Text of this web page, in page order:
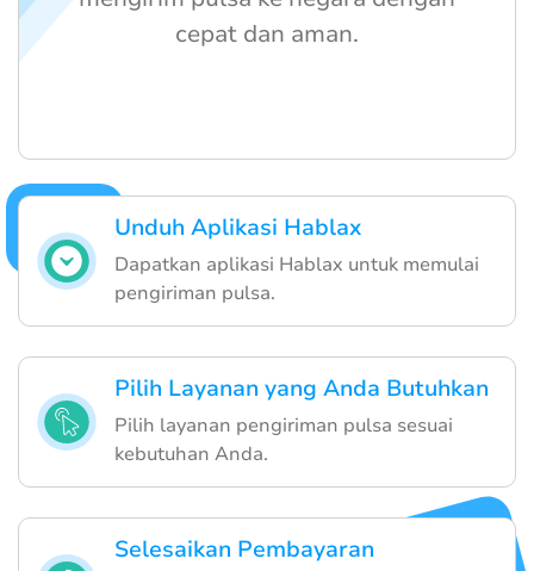
Unduh Aplikasi Hablax
Dapatkan aplikasi Hablax untuk memulai
pengiriman pulsa.
Pilih Layanan yang Anda Butuhkan
Pilih layanan pengiriman pulsa sesuai
kebutuhan Anda.
Selesaikan Pembayaran
cepat dan aman.